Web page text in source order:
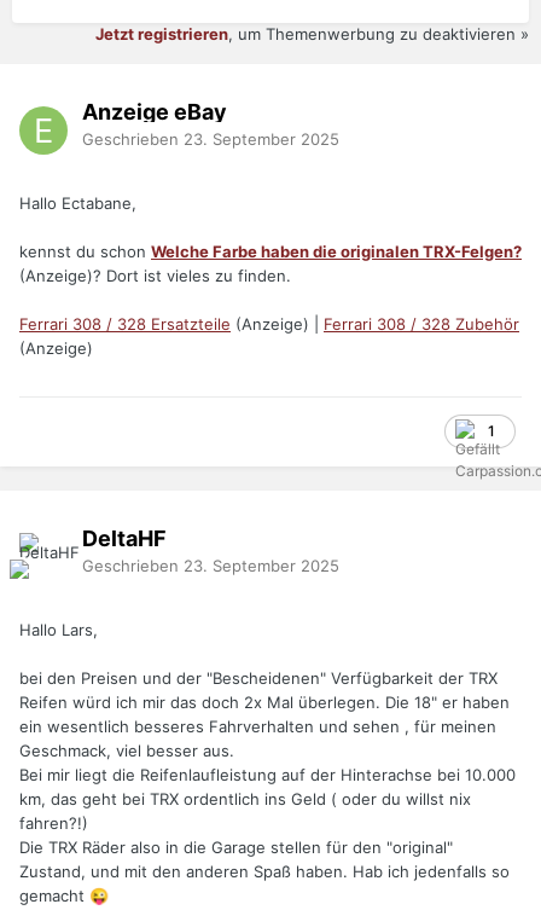
Jetzt registrieren, um Themenwerbung zu deaktivieren »
Anzeige eBay
Geschrieben 23. September 2025
Hallo Ectabane,
kennst du schon Welche Farbe haben die originalen TRX-Felgen?
(Anzeige)? Dort ist vieles zu finden.
Ferrari 308 / 328 Ersatzteile (Anzeige) | Ferrari 308 / 328 Zubehör
(Anzeige)
1
DeltaHF
Geschrieben 23. September 2025
Hallo Lars,
bei den Preisen und der "Bescheidenen" Verfügbarkeit der TRX
Reifen würd ich mir das doch 2x Mal überlegen. Die 18" er haben
ein wesentlich besseres Fahrverhalten und sehen , für meinen
Geschmack, viel besser aus.
Bei mir liegt die Reifenlaufleistung auf der Hinterachse bei 10.000
km, das geht bei TRX ordentlich ins Geld ( oder du willst nix
fahren?!)
Die TRX Räder also in die Garage stellen für den "original"
Zustand, und mit den anderen Spaß haben. Hab ich jedenfalls so
gemacht 😜